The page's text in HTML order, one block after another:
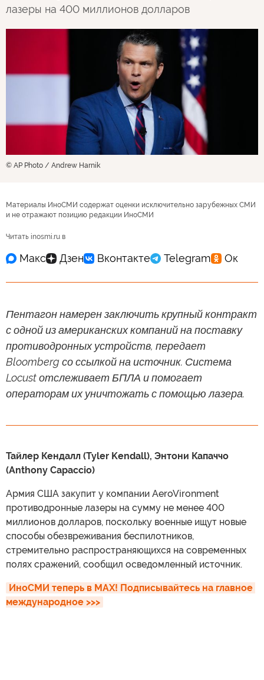
лазеры на 400 миллионов долларов
© AP Photo / Andrew Harnik
Материалы ИноСМИ содержат оценки исключительно зарубежных СМИ
и не отражают позицию редакции ИноСМИ
Читать inosmi.ru в
Пентагон намерен заключить крупный контракт
с одной из американских компаний на поставку
противодронных устройств, передает
Bloomberg со ссылкой на источник. Система
Locust отслеживает БПЛА и помогает
операторам их уничтожать с помощью лазера.
Тайлер Кендалл (Tyler Kendall), Энтони Капаччо
(Anthony Capaccio)
Армия США закупит у компании AeroVironment
противодронные лазеры на сумму не менее 400
миллионов долларов, поскольку военные ищут новые
способы обезвреживания беспилотников,
стремительно распространяющихся на современных
полях сражений, сообщил осведомленный источник.
ИноСМИ теперь в MAX! Подписывайтесь на главное
международное >>>